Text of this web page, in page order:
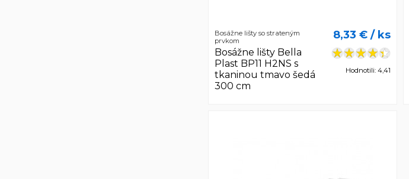
Bosážne lišty so strateným
prvkom
Bosážne lišty Bella
Plast BP11 H2NS s
tkaninou tmavo šedá
300 cm
8,33 €/ ks
Hodnotili: 4,41